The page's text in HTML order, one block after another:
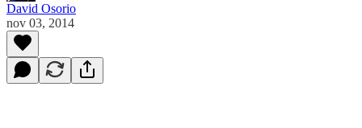
David Osorio
nov 03, 2014